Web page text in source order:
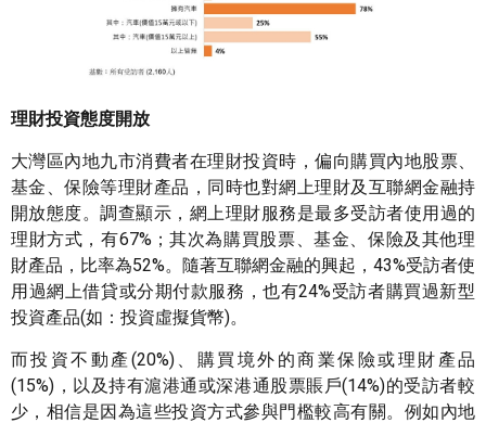
理財投資態度開放
大灣區內地九市消費者在理財投資時，偏向購買內地股票、
基金、保險等理財產品，同時也對網上理財及互聯網金融持
開放態度。調查顯示，網上理財服務是最多受訪者使用過的
理財方式，有67%；其次為購買股票、基金、保險及其他理
財產品，比率為52%。隨著互聯網金融的興起，43%受訪者使
用過網上借貸或分期付款服務，也有24%受訪者購買過新型
投資產品(如：投資虛擬貨幣)。
而投資不動產(20%)、購買境外的商業保險或理財產品
(15%)，以及持有滬港通或深港通股票賬戶(14%)的受訪者較
少，相信是因為這些投資方式參與門檻較高有關。例如內地